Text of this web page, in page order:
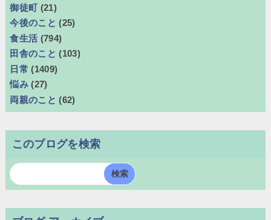
御徒町 (21)
今後のこと (25)
食生活 (794)
田舎のこと (103)
日常 (1409)
悩み (27)
両親のこと (62)
このブログを検索